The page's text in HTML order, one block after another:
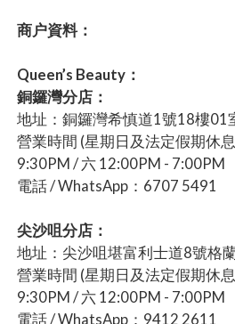
商户資料：
Queen’s Beauty：
銅鑼灣分店：
地址：銅鑼灣希慎道1號18樓01
營業時間 (星期日及法定假期休
9:30PM / 六 12:00PM - 7:00PM
電話 / WhatsApp：6707 5491
尖沙咀分店：
地址：尖沙咀堪富利士道8號格
營業時間 (星期日及法定假期休
9:30PM / 六 12:00PM - 7:00PM
電話 / WhatsApp：9412 2611